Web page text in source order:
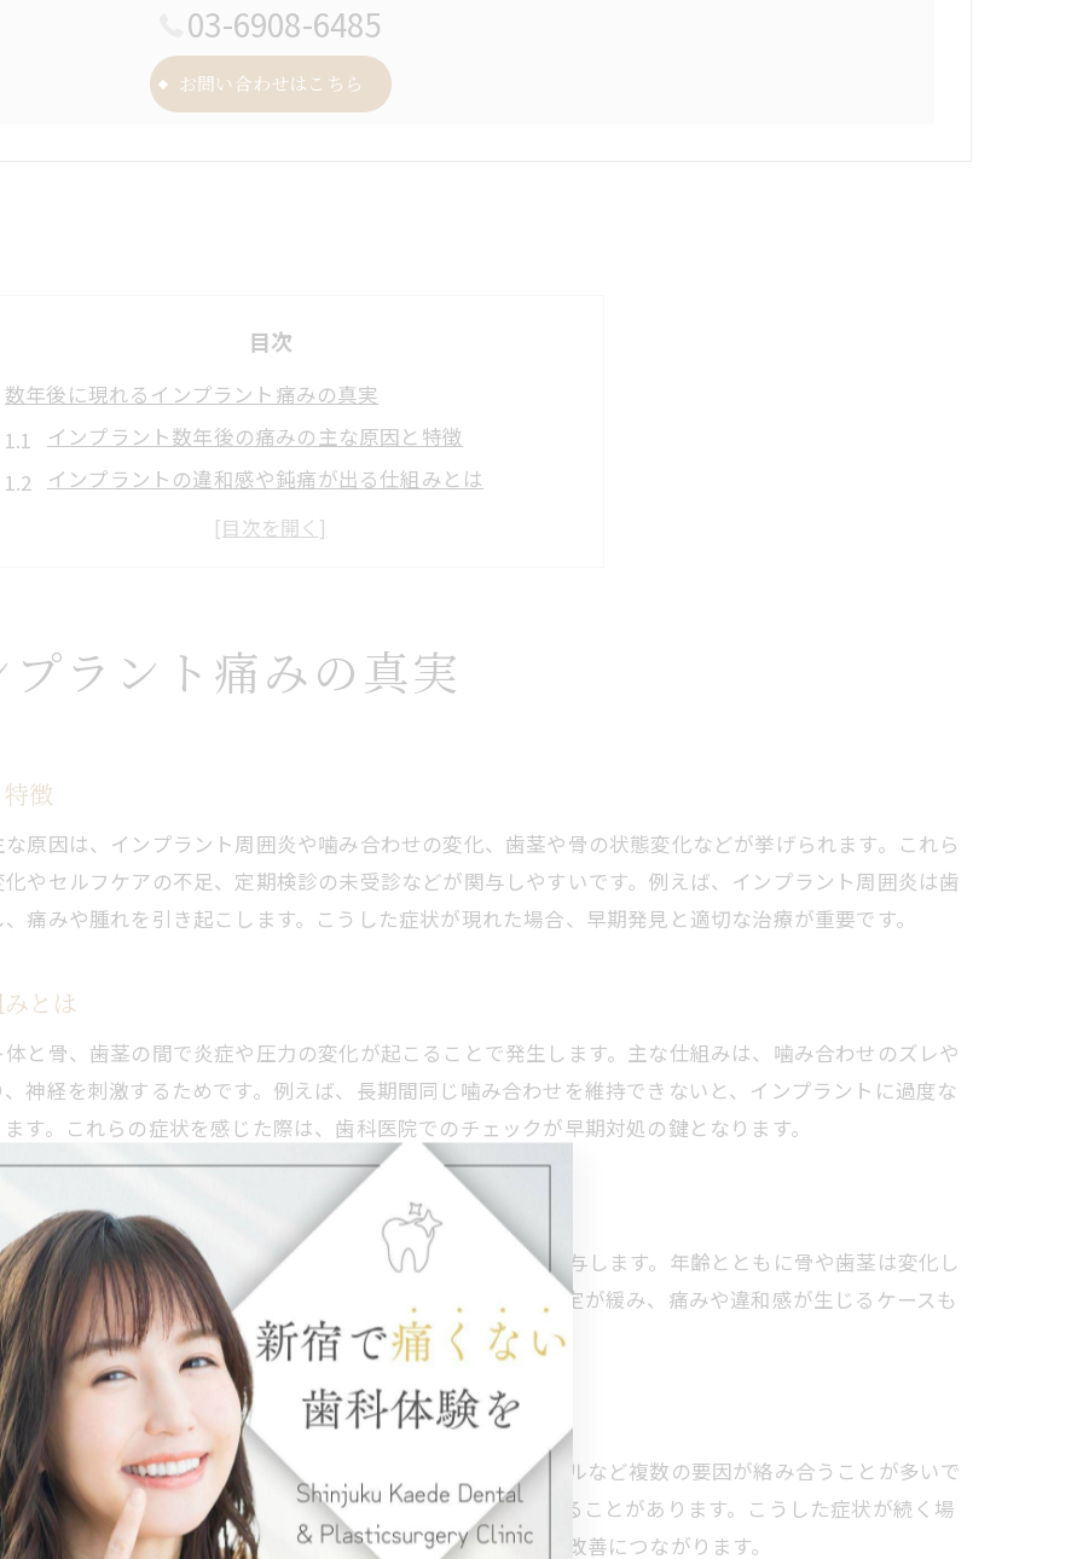
03-6908-6485
お問い合わせはこちら
目次
数年後に現れるインプラント痛みの真実
インプラント数年後の痛みの主な原因と特徴
インプラントの違和感や鈍痛が出る仕組みとは
老後にインプラント痛みが起こる理由を解説
インプラントで違和感を感じたときの対処法
インプラント数年後の違和感を感じた場合の初期対応
歯科医院へ相談すべきインプラントの症状の見極め方
インプラントの寿命を延ばす生活習慣の見直し
年齢を重ねても痛みを出さないインプラント管理
噛むと痛い場合に考えたいインプラントの原因
インプラントで噛むと痛い時の考えられる原因
噛み合わせの変化によるインプラント痛みの兆候
インプラント周囲炎が噛む時の痛みに及ぼす影響
インプラントのネジや歯茎の不調による痛み事例
数年後に噛んだ時だけ痛むインプラントの特徴
インプラントの長期安定へ必要なセルフケア
インプラント数年後も健康を保つ正しいブラッシング法
歯茎ケアがインプラント痛み予防に果たす役割
インプラントのセルフチェック習慣で痛みを未然に防ぐ
ラント痛みの真実
徴
原因は、インプラント周囲炎や噛み合わせの変化、歯茎や骨の状態変化などが挙げられます。これら
やセルフケアの不足、定期検診の未受診などが関与しやすいです。例えば、インプラント周囲炎は歯
痛みや腫れを引き起こします。こうした症状が現れた場合、早期発見と適切な治療が重要です。
とは
と骨、歯茎の間で炎症や圧力の変化が起こることで発生します。主な仕組みは、噛み合わせのズレや
神経を刺激するためです。例えば、長期間同じ噛み合わせを維持できないと、インプラントに過度な
す。これらの症状を感じた際は、歯科医院でのチェックが早期対処の鍵となります。
説
齢による骨密度の低下や歯茎の退縮、全身状態の変化が関与します。年齢とともに骨や歯茎は変化し
があります。例えば、骨量が減少するとインプラントの固定が緩み、痛みや違和感が生じるケースも
定期的なメンテナンスと健康管理が不可欠です。
実態
インプラント周囲の炎症や噛み合わせの不調、内部トラブルなど複数の要因が絡み合うことが多いで
行や、アバットメントのゆるみが慢性的な痛みの原因となることがあります。こうした症状が続く場
ニング、必要に応じた噛み合わせ調整を受けることが症状改善につながります。